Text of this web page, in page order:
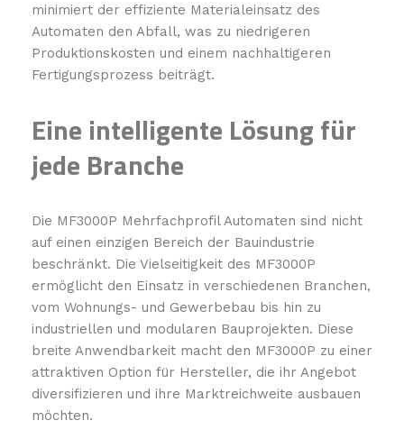
minimiert der effiziente Materialeinsatz des
Automaten den Abfall, was zu niedrigeren
Produktionskosten und einem nachhaltigeren
Fertigungsprozess beiträgt.
Eine intelligente Lösung für
jede Branche
Die MF3000P Mehrfachprofil Automaten sind nicht
auf einen einzigen Bereich der Bauindustrie
beschränkt. Die Vielseitigkeit des MF3000P
ermöglicht den Einsatz in verschiedenen Branchen,
vom Wohnungs- und Gewerbebau bis hin zu
industriellen und modularen Bauprojekten. Diese
breite Anwendbarkeit macht den MF3000P zu einer
attraktiven Option für Hersteller, die ihr Angebot
diversifizieren und ihre Marktreichweite ausbauen
möchten.